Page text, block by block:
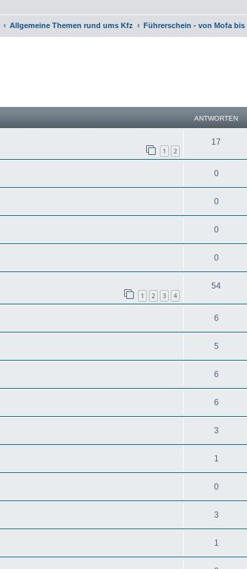
Allgemeine Themen rund ums Kfz Führerschein - von Mofa bis
ANTWORTEN
1 2
17
0
0
0
0
1 2 3 4
54
6
5
6
6
3
1
0
3
1